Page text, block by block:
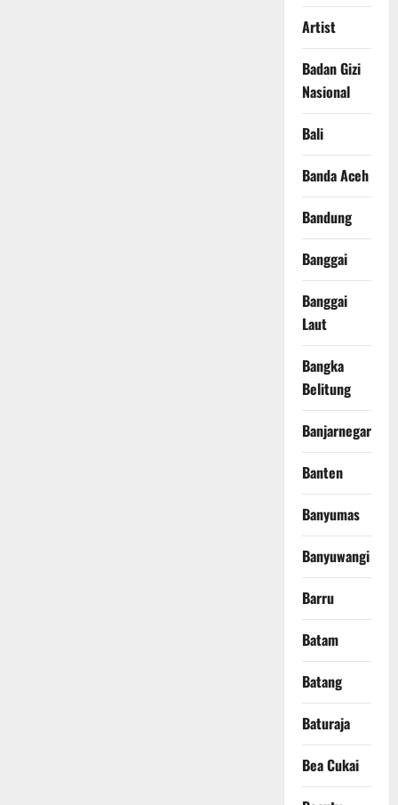
Artist
Badan Gizi
Nasional
Bali
Banda Aceh
Bandung
Banggai
Banggai
Laut
Bangka
Belitung
Banjarnegara
Banten
Banyumas
Banyuwangi
Barru
Batam
Batang
Baturaja
Bea Cukai